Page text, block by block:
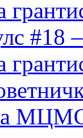
#18
МЦМС